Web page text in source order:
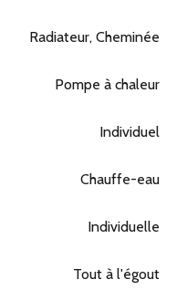
Radiateur, Cheminée
Pompe à chaleur
Individuel
Chauffe-eau
Individuelle
Tout à l'égout